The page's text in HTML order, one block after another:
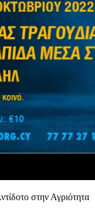
στην Αγριότητα